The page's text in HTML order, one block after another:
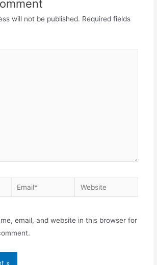
will not be published. Required fields
email, and website in this browser for